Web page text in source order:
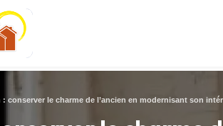
: conserver le charme de l’ancien en modernisant son